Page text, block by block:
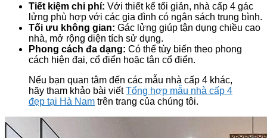
Tiết kiệm chi phí: Với thiết kế tối giản, nhà cấp 4 gác
lửng phù hợp với các gia đình có ngân sách trung bình.
Tối ưu không gian: Gác lửng giúp tận dụng chiều cao
nhà, mở rộng diện tích sử dụng.
Phong cách đa dạng: Có thể tùy biến theo phong
cách hiện đại, cổ điển hoặc tân cổ điển.
Nếu bạn quan tâm đến các mẫu nhà cấp 4 khác,
hãy tham khảo bài viếtTổng hợp mẫu nhà cấp 4
đẹp tại Hà Nam trên trang của chúng tôi.